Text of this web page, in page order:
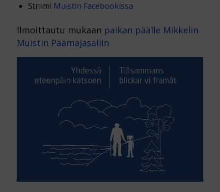
Striimi Muistin Facebookissa
Ilmoittautu mukaan paikan päälle Mikkelin
Muistin Päämajasaliin